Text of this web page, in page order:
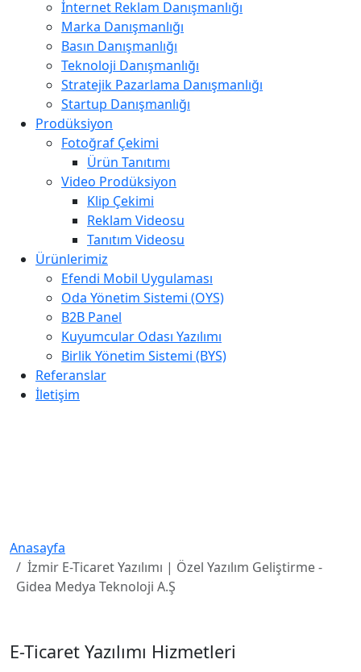
İnternet Reklam Danışmanlığı
Marka Danışmanlığı
Basın Danışmanlığı
Teknoloji Danışmanlığı
Stratejik Pazarlama Danışmanlığı
Startup Danışmanlığı
Prodüksiyon
Fotoğraf Çekimi
Ürün Tanıtımı
Video Prodüksiyon
Klip Çekimi
Reklam Videosu
Tanıtım Videosu
Ürünlerimiz
Efendi Mobil Uygulaması
Oda Yönetim Sistemi (OYS)
B2B Panel
Kuyumcular Odası Yazılımı
Birlik Yönetim Sistemi (BYS)
Referanslar
İletişim
Anasayfa
İzmir E-Ticaret Yazılımı | Özel Yazılım Geliştirme -
Gidea Medya Teknoloji A.Ş
E-Ticaret Yazılımı Hizmetleri